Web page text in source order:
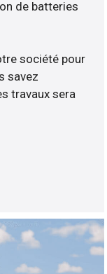
de batteries
société pour
savez
travaux sera